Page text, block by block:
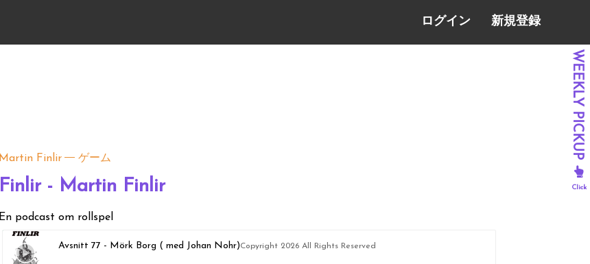
ログイン 新規登録
Martin Finlir ゲーム
Finlir - Martin Finlir
En podcast om rollspel
Avsnitt 77 - Mörk Borg ( med Johan Nohr)Copyright 2026 All Rights Reserved